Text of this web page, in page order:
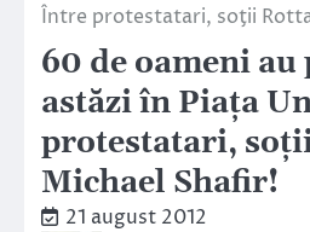
Între protestatari, soţii
60 de oameni
astăzi în Piaţa
protestatari,
Michael Shafir!
21 august 2012